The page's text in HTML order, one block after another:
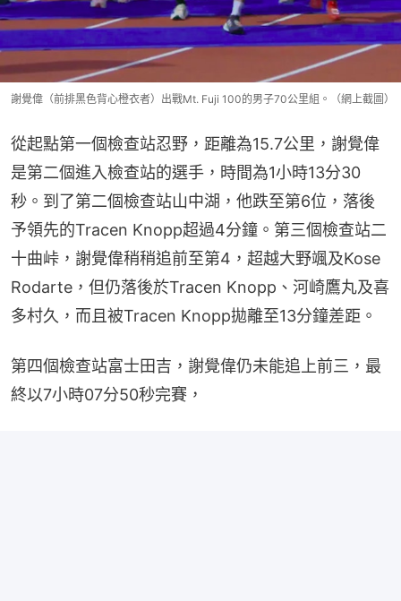
謝覺偉（前排黑色背心橙衣者）出戰Mt. Fuji 100的男子70公里組。（網上截圖）
從起點第一個檢查站忍野，距離為15.7公里，謝覺偉
是第二個進入檢查站的選手，時間為1小時13分30
秒。到了第二個檢查站山中湖，他跌至第6位，落後
予領先的Tracen Knopp超過4分鐘。第三個檢查站二
十曲峠，謝覺偉稍稍追前至第4，超越大野颯及Kose
Rodarte，但仍落後於Tracen Knopp、河崎鷹丸及喜
多村久，而且被Tracen Knopp拋離至13分鐘差距。
第四個檢查站富士田吉，謝覺偉仍未能追上前三，最
終以7小時07分50秒完賽，